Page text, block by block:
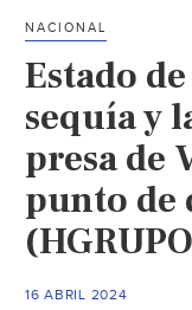
NACIONAL
Estado
sequía y
presa de
punto de
16 ABRIL 2024